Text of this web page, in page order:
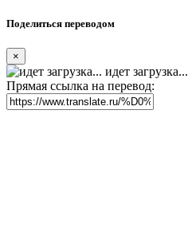
Поделиться переводом
×
идет загрузка...
Прямая ссылка на перевод: